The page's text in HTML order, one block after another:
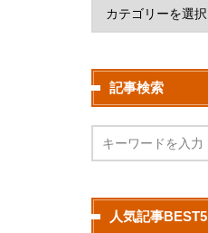
記事検索
人気記事BEST5